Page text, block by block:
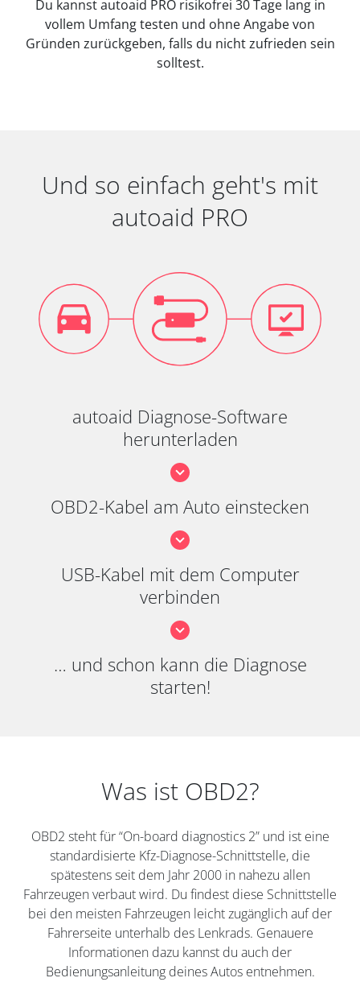
Du kannst autoaid PRO risikofrei 30 Tage lang in
vollem Umfang testen und ohne Angabe von
Gründen zurückgeben, falls du nicht zufrieden sein
solltest.
Und so einfach geht's mit
autoaid PRO
autoaid Diagnose-Software
herunterladen
OBD2-Kabel am Auto einstecken
USB-Kabel mit dem Computer
verbinden
… und schon kann die Diagnose
starten!
Was ist OBD2?
OBD2 steht für “On-board diagnostics 2” und ist eine
standardisierte Kfz-Diagnose-Schnittstelle, die
spätestens seit dem Jahr 2000 in nahezu allen
Fahrzeugen verbaut wird. Du findest diese Schnittstelle
bei den meisten Fahrzeugen leicht zugänglich auf der
Fahrerseite unterhalb des Lenkrads. Genauere
Informationen dazu kannst du auch der
Bedienungsanleitung deines Autos entnehmen.